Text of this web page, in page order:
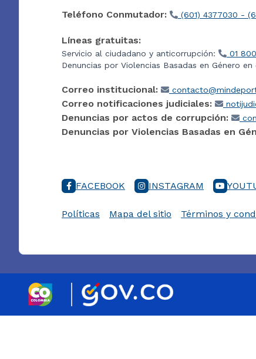
Teléfono Conmutador: (601) 4377030 -
Líneas gratuitas:
Servicio al ciudadano y anticorrupción:
01
Denuncias por Violencias Basadas en Género
Correo institucional:
Correo notificaciones judiciales:
Denuncias por actos de corrupción:
Denuncias por Violencias Basadas en
FACEBOOK INSTAGRAM
Políticas Mapa del sitio Términos y